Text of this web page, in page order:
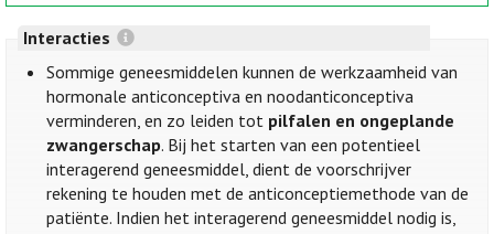
Interacties
Sommige geneesmiddelen kunnen de werkzaamheid van
hormonale anticonceptiva en noodanticonceptiva
verminderen, en zo leiden tot pilfalen en ongeplande
zwangerschap. Bij het starten van een potentieel
interagerend geneesmiddel, dient de voorschrijver
rekening te houden met de anticonceptiemethode van de
patiënte. Indien het interagerend geneesmiddel nodig is,